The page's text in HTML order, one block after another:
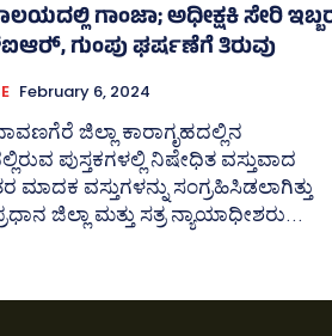
ಗಾಂಜಾ; ಅಧೀಕ್ಷಕಿ ಸೇರಿ
ಗುಂಪು ಘರ್ಷಣೆಗೆ ತಿರುವು
February 6, 2024
ಜಿಲ್ಲಾ ಕಾರಾಗೃಹದಲ್ಲಿನ
ಪುಸ್ತಕಗಳಲ್ಲಿ ನಿಷೇಧಿತ ವಸ್ತುವಾದ
ಮಾದಕ ವಸ್ತುಗಳನ್ನು ಸಂಗ್ರಹಿಸಿಡಲಾಗಿತ್ತು
ಜಿಲ್ಲಾ ಮತ್ತು ಸತ್ರ ನ್ಯಾಯಾಧೀಶರು...